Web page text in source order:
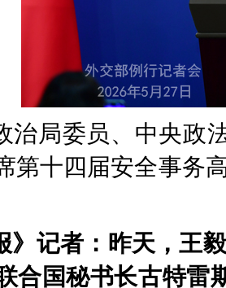
治局委员、中央政
第十四届安全事务
》记者：昨天，王
合国秘书长古特雷